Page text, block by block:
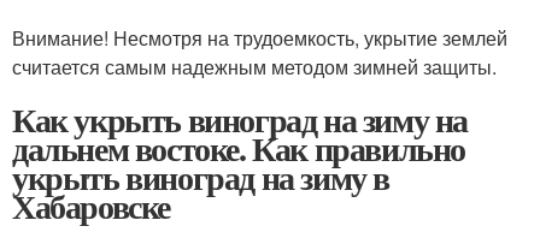
Внимание! Несмотря на трудоемкость, укрытие землей
считается самым надежным методом зимней защиты.
Как укрыть виноград на зиму на
дальнем востоке. Как правильно
укрыть виноград на зиму в
Хабаровске